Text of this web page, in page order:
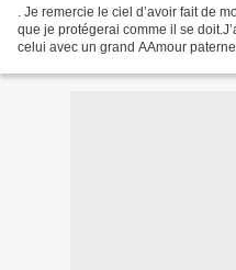
. Je remercie le ciel d’avoir fait de
que je protégerai comme il se
celui avec un grand AAmour